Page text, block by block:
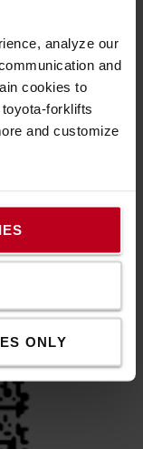
analyze our
and
cookies to
forklifts
and customize
ONLY